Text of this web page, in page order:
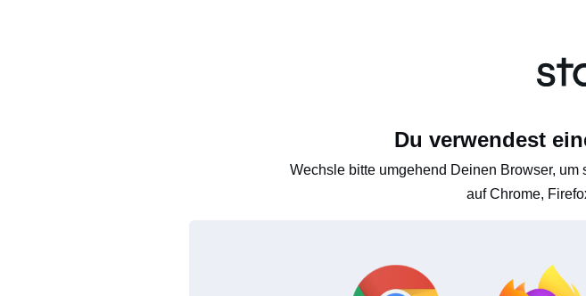
Du verwendest
Wechsle bitte umgehend Deinen Browser,
auf Chrome,